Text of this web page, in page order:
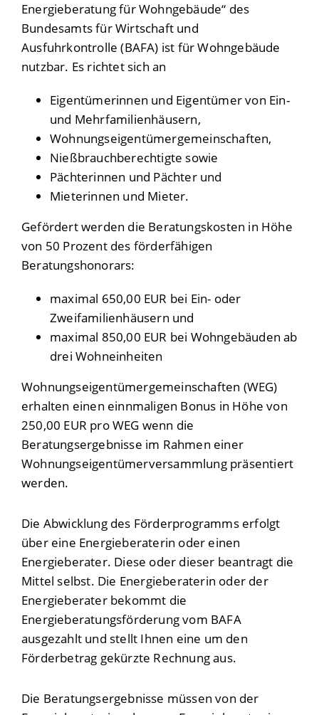
Energieberatung für Wohngebäude“ des
Bundesamts für Wirtschaft und
Ausfuhrkontrolle (BAFA) ist für Wohngebäude
nutzbar. Es richtet sich an
Eigentümerinnen und Eigentümer von Ein-
und Mehrfamilienhäusern,
Wohnungseigentümergemeinschaften,
Nießbrauchberechtigte sowie
Pächterinnen und Pächter und
Mieterinnen und Mieter.
Gefördert werden die Beratungskosten in Höhe
von 50 Prozent des förderfähigen
Beratungshonorars:
maximal 650,00 EUR bei Ein- oder
Zweifamilienhäusern und
maximal 850,00 EUR bei Wohngebäuden ab
drei Wohneinheiten
Wohnungseigentümergemeinschaften (WEG)
erhalten einen einnmaligen Bonus in Höhe von
250,00 EUR pro WEG wenn die
Beratungsergebnisse im Rahmen einer
Wohnungseigentümerversammlung präsentiert
werden.
Die Abwicklung des Förderprogramms erfolgt
über eine Energieberaterin oder einen
Energieberater. Diese oder dieser beantragt die
Mittel selbst. Die Energieberaterin oder der
Energieberater bekommt die
Energieberatungsförderung vom BAFA
ausgezahlt und stellt Ihnen eine um den
Förderbetrag gekürzte Rechnung aus.
Die Beratungsergebnisse müssen von der